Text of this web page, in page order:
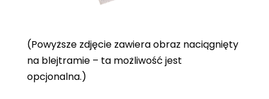
(Powyższe zdjęcie zawiera obraz naciągnięty
na blejtramie – ta możliwość jest
opcjonalna.)